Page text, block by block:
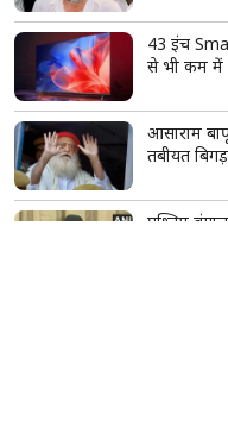
43 इंच
से भी कम में
आसाराम
तबीयत
पश्चिम